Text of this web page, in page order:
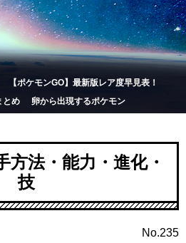
【ポケモンGO】最新版レア度早見表！
とめ
卵から出現するポケモン
方法・能力・進化・
技
No.235